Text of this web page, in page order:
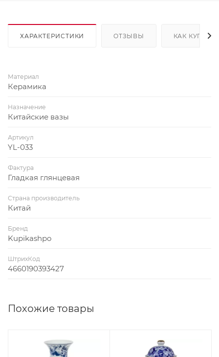
ХАРАКТЕРИСТИКИ ОТЗЫВЫ КАК КУПИТЬ
Материал
Керамика
Назначение
Китайские вазы
Артикул
YL-033
Фактура
Гладкая глянцевая
Страна производитель
Китай
Бренд
Kupikashpo
ШтрихКод
4660190393427
Похожие товары